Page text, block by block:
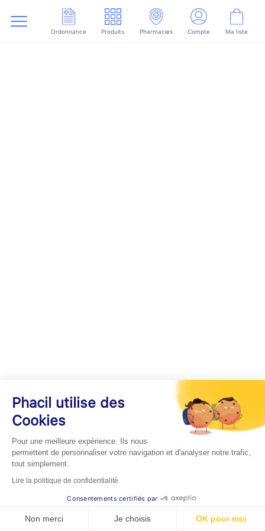
Ordonnance Produits Pharmacies Compte Ma liste
Phacil utilise des
Cookies
Pour une meilleure expérience. Ils nous
permettent de personnaliser votre navigation et d'analyser notre trafic,
tout simplement.
Lire la politique de confidentialité
Consentements certifiés par
Non merci Je choisis OK pour moi